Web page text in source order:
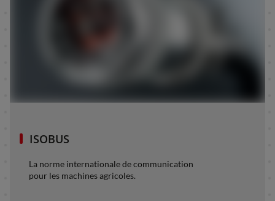
ISOBUS
La norme internationale de communication
pour les machines agricoles.